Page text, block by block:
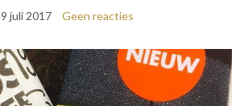
juli 2017 Geen reacties